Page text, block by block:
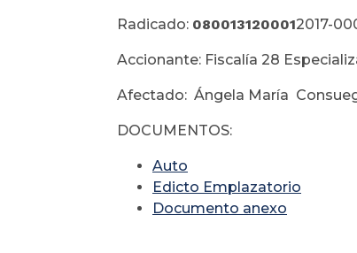
Radicado: 0800131200012017-
Accionante: Fiscalía 28
Afectado: Ángela María
DOCUMENTOS:
Auto
Edicto Emplazatorio
Documento anexo